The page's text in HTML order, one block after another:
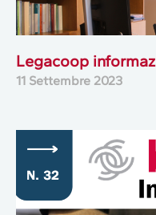
Legacoop
11 Settembre 2023